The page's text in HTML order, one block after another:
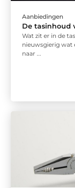
Aanbiedingen
De tasinhoud
Wat zit er in de
nieuwsgierig wat
naar ...